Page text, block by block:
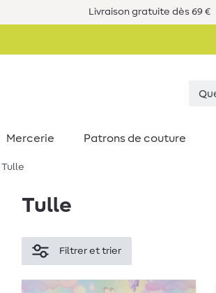
Livraison gratuite dès 69 €
Mercerie Patrons de couture
Tulle
Tulle
Filtrer et trier